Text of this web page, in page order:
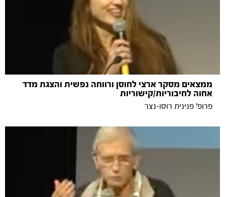
ממצאים מסקר ארצי לחוסן ורווחה נפשית והצגת מדד
אחוה לחיבוריות/קישוריות
פרופ' פנינית רוסו-נצר